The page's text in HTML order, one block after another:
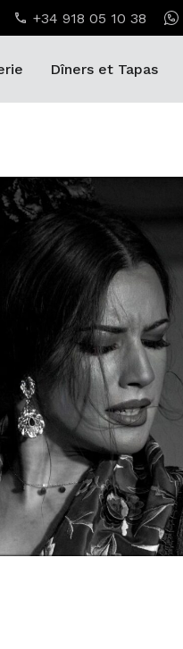
+34 918 05 10 38
Dîners et Tapas